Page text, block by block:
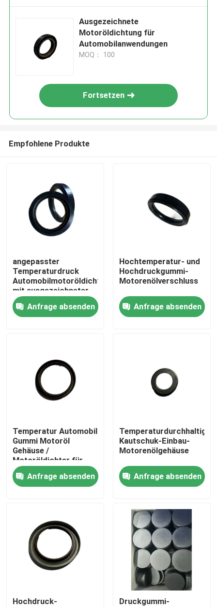
Über uns
Qualitätskontrolle
Kontakt
Gummiöldichtung
Drehöldichtung
Sich hin- und herbewegende Öldichtung
Ausgezeichnete
Motoröldichtung für
Automobilanwendungen
MOQ： 100
Fortsetzen
Empfohlene Produkte
angepasster
Temperaturdruck
Automobilmotoröldichtung
mit ausgezeichneter
Haltbarkeit
Anfrage absenden
Hochtemperatur- und
Hochdruckgummi-
Motorenölverschluss
Anfrage absenden
Temperatur Automobil
Gummi Motoröl
Gehäuse /
Motoröldichter für
Autos und Lastwagen
Anfrage absenden
Temperaturdurchhaltiges
Kautschuk-Einbau-
Motorenölgehäuse
Anfrage absenden
Hochdruck-
Druckgummi-